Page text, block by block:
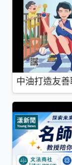
中油打造友